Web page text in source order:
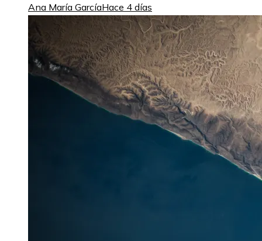
Ana María GarcíaHace 4 días